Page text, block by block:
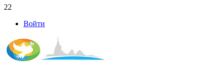
22
Войти